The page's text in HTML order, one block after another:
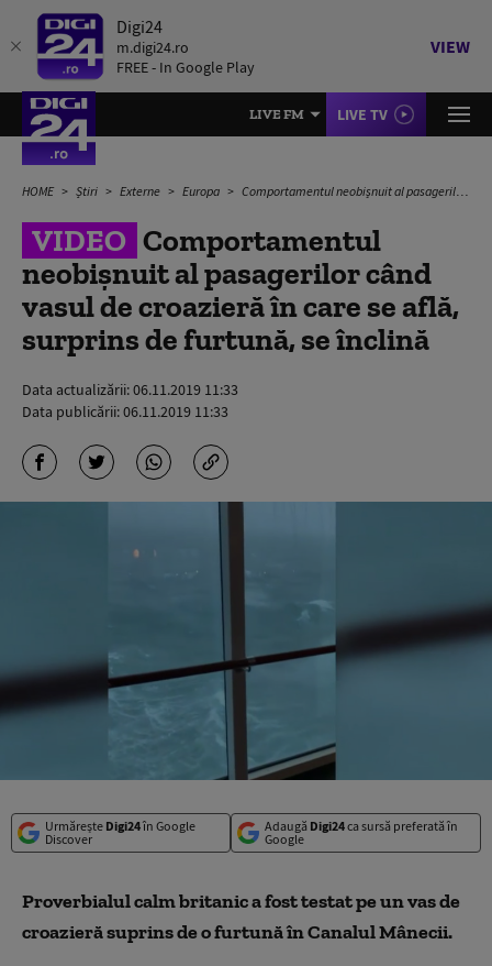
Digi24
m.digi24.ro
FREE - In Google Play
VIEW
LIVE FM LIVE TV
HOME Știri Externe Europa Comportamentul neobișnuit al pasagerilor când vasul de croazieră în care se află, surprins de furtună, se înclină
VIDEO Comportamentul
neobișnuit al pasagerilor când
vasul de croazieră în care se află,
surprins de furtună, se înclină
Data actualizării:06.11.2019 11:33
Data publicării:06.11.2019 11:33
Urmărește Digi24în Google
Discover
Adaugă Digi24ca sursă preferată în
Google
Proverbialul calm britanic a fost testat pe un vas de
croazieră suprins de o furtună în Canalul Mânecii.